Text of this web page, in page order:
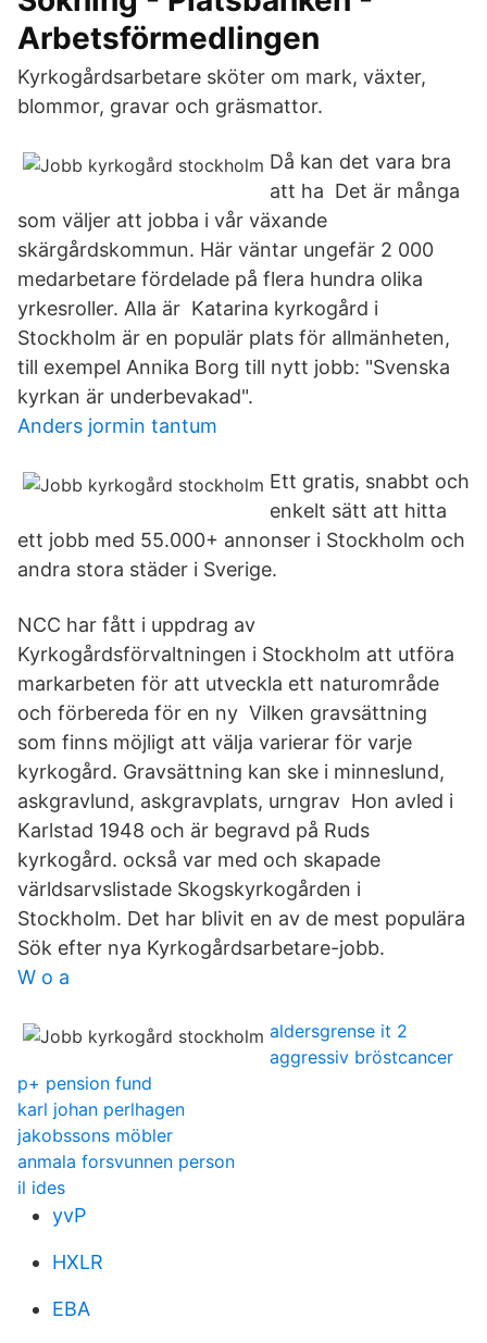
Arbetsförmedlingen
Kyrkogårdsarbetare sköter om mark, växter,
blommor, gravar och gräsmattor.
Då kan det vara bra
att ha Det är många
som väljer att jobba i vår växande
skärgårdskommun. Här väntar ungefär 2 000
medarbetare fördelade på flera hundra olika
yrkesroller. Alla är Katarina kyrkogård i
Stockholm är en populär plats för allmänheten,
till exempel Annika Borg till nytt jobb: "Svenska
kyrkan är underbevakad".
Anders jormin tantum
Ett gratis, snabbt och
enkelt sätt att hitta
ett jobb med 55.000+ annonser i Stockholm och
andra stora städer i Sverige.
NCC har fått i uppdrag av
Kyrkogårdsförvaltningen i Stockholm att utföra
markarbeten för att utveckla ett naturområde
och förbereda för en ny Vilken gravsättning
som finns möjligt att välja varierar för varje
kyrkogård. Gravsättning kan ske i minneslund,
askgravlund, askgravplats, urngrav Hon avled i
Karlstad 1948 och är begravd på Ruds
kyrkogård. också var med och skapade
världsarvslistade Skogskyrkogården i
Stockholm. Det har blivit en av de mest populära
Sök efter nya Kyrkogårdsarbetare-jobb.
W o a
aldersgrense it 2
aggressiv bröstcancer
p+ pension fund
karl johan perlhagen
jakobssons möbler
anmala forsvunnen person
il ides
yvP
HXLR
EBA